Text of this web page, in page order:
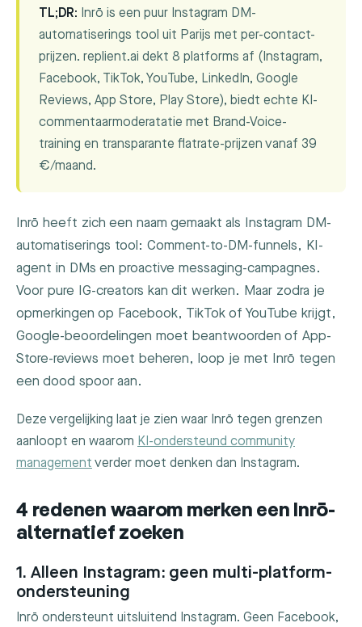
TL;DR: Inrō is een puur Instagram DM-
automatiserings tool uit Parijs met per-contact-
prijzen. replient.ai dekt 8 platforms af (Instagram,
Facebook, TikTok, YouTube, LinkedIn, Google
Reviews, App Store, Play Store), biedt echte KI-
commentaarmoderatatie met Brand-Voice-
training en transparante flatrate-prijzen vanaf 39
€/maand.
Inrō heeft zich een naam gemaakt als Instagram DM-
automatiserings tool: Comment-to-DM-funnels, KI-
agent in DMs en proactive messaging-campagnes.
Voor pure IG-creators kan dit werken. Maar zodra je
opmerkingen op Facebook, TikTok of YouTube krijgt,
Google-beoordelingen moet beantwoorden of App-
Store-reviews moet beheren, loop je met Inrō tegen
een dood spoor aan.
Deze vergelijking laat je zien waar Inrō tegen grenzen
aanloopt en waarom KI-ondersteund community
management verder moet denken dan Instagram.
4 redenen waarom merken een Inrō-
alternatief zoeken
1. Alleen Instagram: geen multi-platform-
ondersteuning
Inrō ondersteunt uitsluitend Instagram. Geen Facebook,